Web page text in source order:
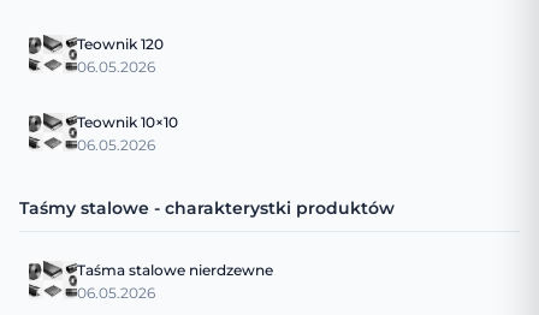
Teownik 120
06.05.2026
Teownik 10×10
06.05.2026
Taśmy stalowe - charakterystki produktów
Taśma stalowe nierdzewne
06.05.2026